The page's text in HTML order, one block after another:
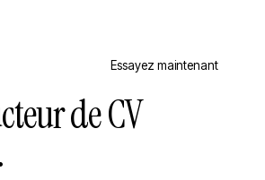
Essayez maintenant
de CV